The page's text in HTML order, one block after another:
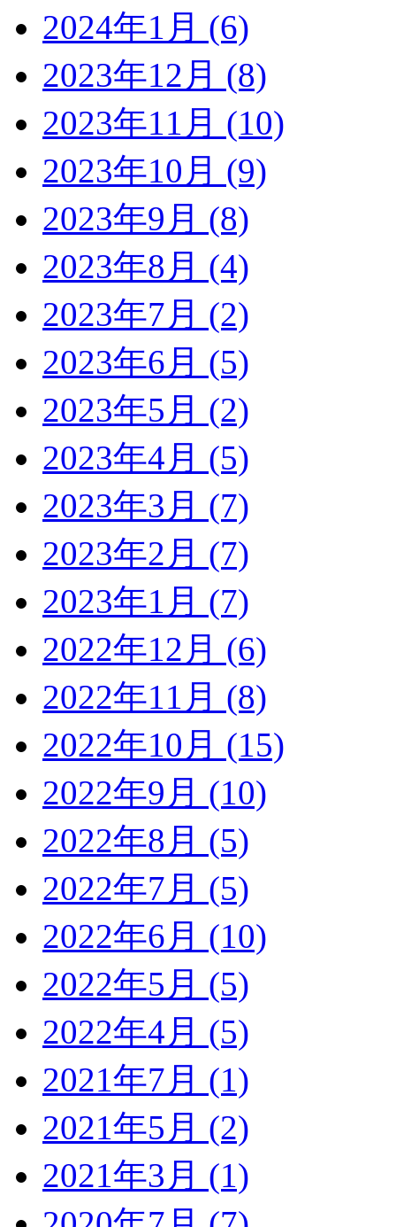
2024年1月 (6)
2023年12月 (8)
2023年11月 (10)
2023年10月 (9)
2023年9月 (8)
2023年8月 (4)
2023年7月 (2)
2023年6月 (5)
2023年5月 (2)
2023年4月 (5)
2023年3月 (7)
2023年2月 (7)
2023年1月 (7)
2022年12月 (6)
2022年11月 (8)
2022年10月 (15)
2022年9月 (10)
2022年8月 (5)
2022年7月 (5)
2022年6月 (10)
2022年5月 (5)
2022年4月 (5)
2021年7月 (1)
2021年5月 (2)
2021年3月 (1)